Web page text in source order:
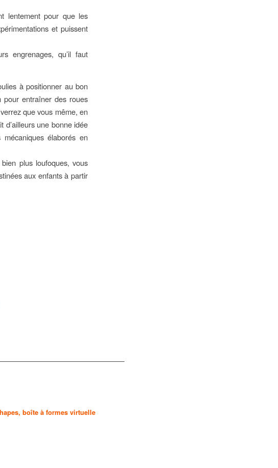
lentement pour que les
et puissent
engrenages, qu’il faut
à positionner au bon
pour entraîner des roues
que vous même, en
d’ailleurs une bonne idée
élaborés en
plus loufoques, vous
aux enfants à partir
boîte à formes virtuelle